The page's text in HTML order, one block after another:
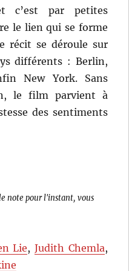
c’est par petites
le lien qui se forme
récit se déroule sur
différents : Berlin,
New York. Sans
le film parvient à
des sentiments
note pour l'instant, vous
Lie,Judith Chemla,